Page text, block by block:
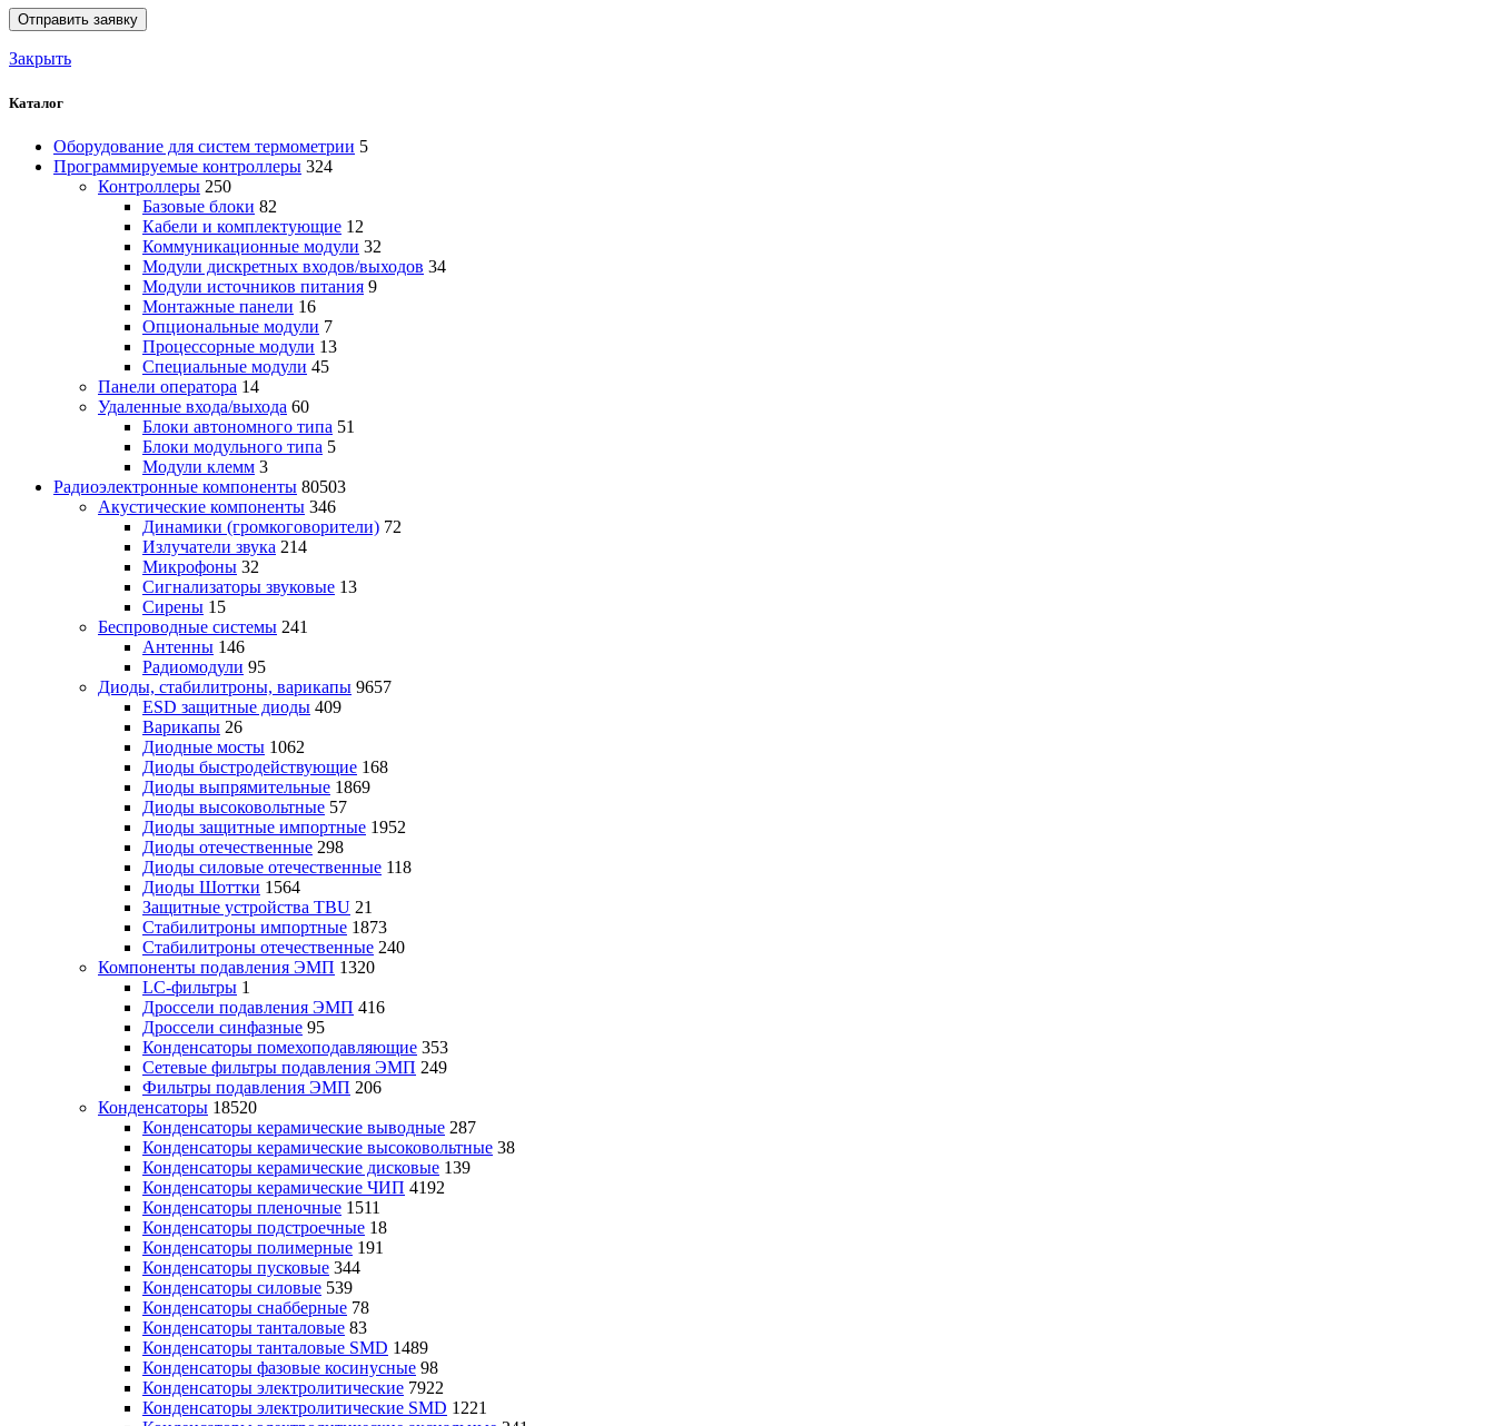
Закрыть
Каталог
Оборудование для систем термометрии 5
Программируемые контроллеры 324
Контроллеры 250
Базовые блоки 82
Кабели и комплектующие 12
Коммуникационные модули 32
Модули дискретных входов/выходов 34
Модули источников питания 9
Монтажные панели 16
Опциональные модули 7
Процессорные модули 13
Специальные модули 45
Панели оператора 14
Удаленные входа/выхода 60
Блоки автономного типа 51
Блоки модульного типа 5
Модули клемм 3
Радиоэлектронные компоненты 80503
Акустические компоненты 346
Динамики (громкоговорители) 72
Излучатели звука 214
Микрофоны 32
Сигнализаторы звуковые 13
Сирены 15
Беспроводные системы 241
Антенны 146
Радиомодули 95
Диоды, стабилитроны, варикапы 9657
ESD защитные диоды 409
Варикапы 26
Диодные мосты 1062
Диоды быстродействующие 168
Диоды выпрямительные 1869
Диоды высоковольтные 57
Диоды защитные импортные 1952
Диоды отечественные 298
Диоды силовые отечественные 118
Диоды Шоттки 1564
Защитные устройства TBU 21
Стабилитроны импортные 1873
Стабилитроны отечественные 240
Компоненты подавления ЭМП 1320
LC-фильтры 1
Дроссели подавления ЭМП 416
Дроссели синфазные 95
Конденсаторы помехоподавляющие 353
Сетевые фильтры подавления ЭМП 249
Фильтры подавления ЭМП 206
Конденсаторы 18520
Конденсаторы керамические выводные 287
Конденсаторы керамические высоковольтные 38
Конденсаторы керамические дисковые 139
Конденсаторы керамические ЧИП 4192
Конденсаторы пленочные 1511
Конденсаторы подстроечные 18
Конденсаторы полимерные 191
Конденсаторы пусковые 344
Конденсаторы силовые 539
Конденсаторы снабберные 78
Конденсаторы танталовые 83
Конденсаторы танталовые SMD 1489
Конденсаторы фазовые косинусные 98
Конденсаторы электролитические 7922
Конденсаторы электролитические SMD 1221